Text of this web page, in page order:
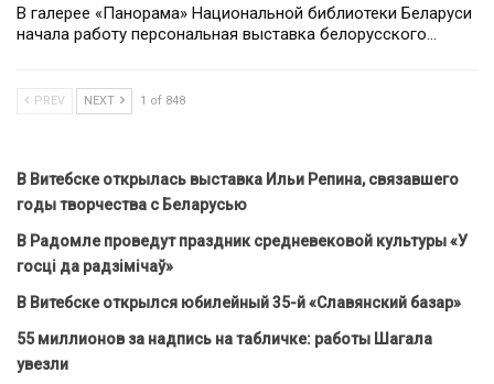
В галерее «Панорама» Национальной библиотеки Беларуси
начала работу персональная выставка белорусского…
PREV NEXT 1 of 848
В Витебске открылась выставка Ильи Репина, связавшего
годы творчества с Беларусью
В Радомле проведут праздник средневековой культуры «У
госці да радзімічаў»
В Витебске открылся юбилейный 35-й «Славянский базар»
55 миллионов за надпись на табличке: работы Шагала
увезли